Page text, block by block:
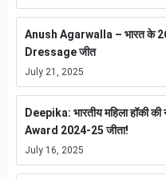
Anush Agarwalla – भारत के 26
Dressage जीत
July 21, 2025
Deepika: भारतीय महिला हॉकी
Award 2024-25 जीता!
July 16, 2025